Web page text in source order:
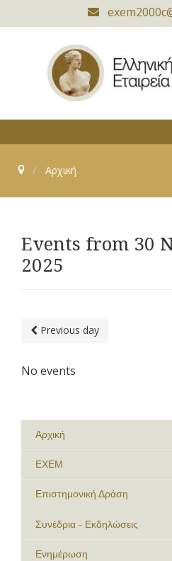
Αρχική
Events from 30
2025
Previous day
No events
Αρχική
ΕΧΕΜ
Επιστημονική Δράση
Συνέδρια - Εκδηλώσεις
Ενημέρωση